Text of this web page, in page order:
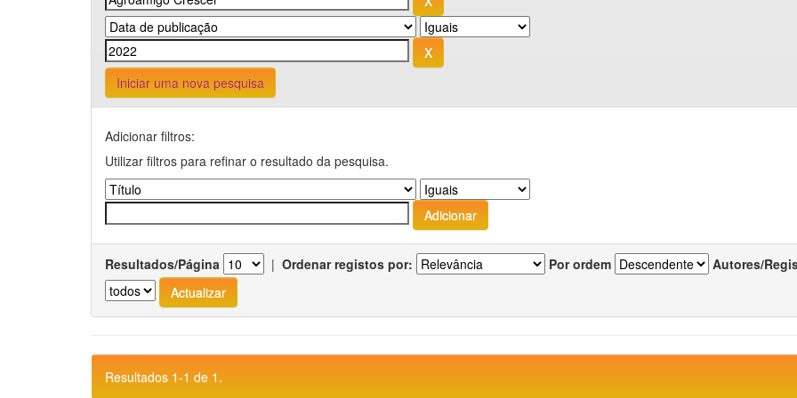
Iniciar uma nova pesquisa
Adicionar filtros:
Utilizar filtros para refinar o resultado da pesquisa.
Resultados/Página | Ordenar registos por: Por ordem Autores/
Resultados 1-1 de 1.